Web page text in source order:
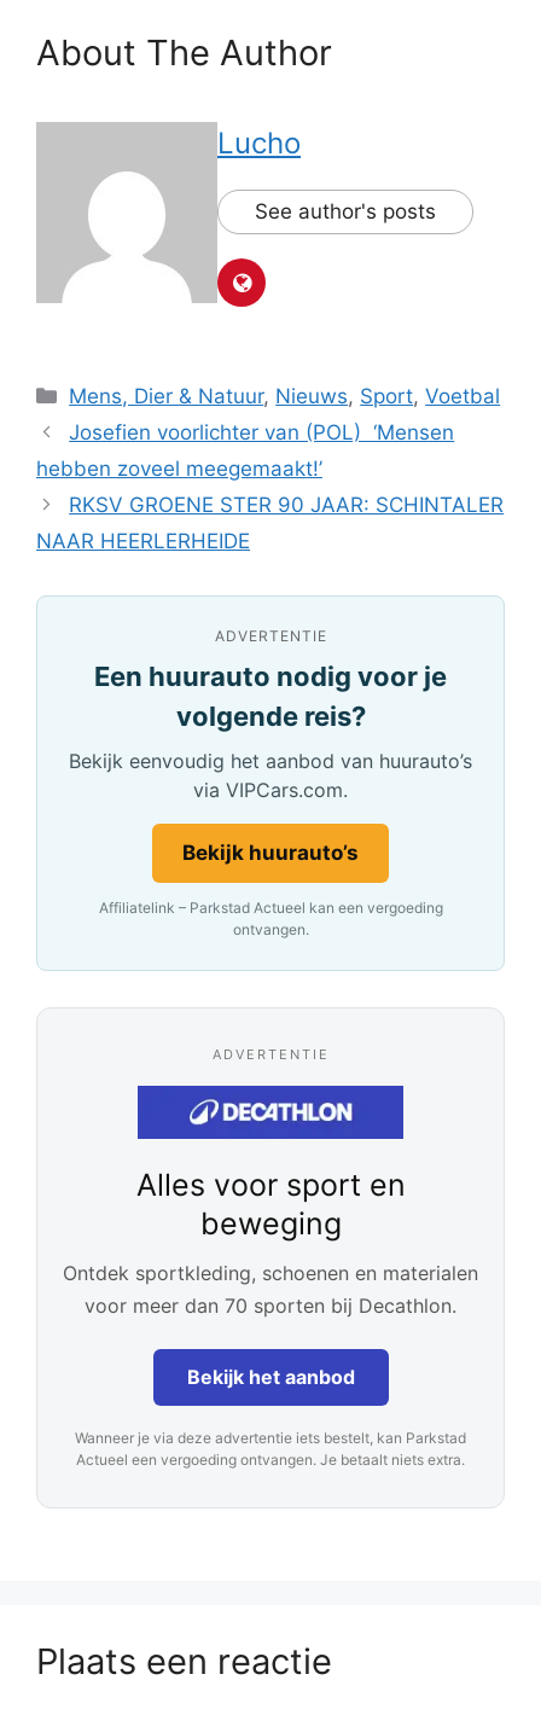
About The Author
Lucho
See author's posts
Categorieën
Mens, Dier & Natuur, Nieuws, Sport,Voetbal
Josefien voorlichter van (POL) ‘Mensen
hebben zoveel meegemaakt!’
RKSV GROENE STER 90 JAAR: SCHINTALER
NAAR HEERLERHEIDE
ADVERTENTIE
Een huurauto nodig voor je
volgende reis?
Bekijk eenvoudig het aanbod van huurauto’s
via VIPCars.com.
Bekijk huurauto’s
Affiliatelink – Parkstad Actueel kan een vergoeding
ontvangen.
ADVERTENTIE
Alles voor sport en
beweging
Ontdek sportkleding, schoenen en materialen
voor meer dan 70 sporten bij Decathlon.
Bekijk het aanbod
Wanneer je via deze advertentie iets bestelt, kan Parkstad
Actueel een vergoeding ontvangen. Je betaalt niets extra.
Plaats een reactie